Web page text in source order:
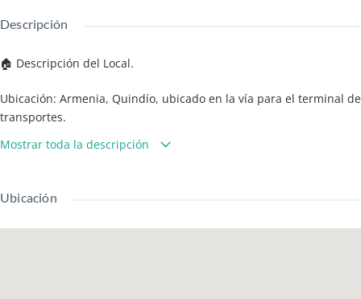
Descripción
🏠 Descripción del Local.
Ubicación: Armenia, Quindío, ubicado en la vía para el terminal de
transportes.
Número de baños: 1
Parqueadero: No.
Pisos: 2
Mostrar toda la descripción
Ubicación